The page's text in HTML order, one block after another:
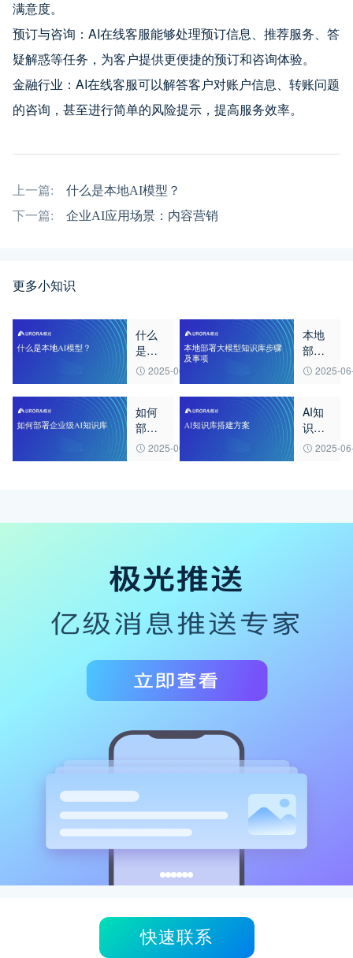
满意度。
预订与咨询：AI在线客服能够处理预订信息、推荐服务、答
疑解惑等任务，为客户提供更便捷的预订和咨询体验。
金融行业：AI在线客服可以解答客户对账户信息、转账问题
的咨询，甚至进行简单的风险提示，提高服务效率。
上一篇:
什么是本地AI模型？
下一篇:
企业AI应用场景：内容营销
更多小知识
什么
是本
地AI2025-06-25
本地
部署
大模
步骤
及事
项
2025-
如何
部署
企业2025-06-26
AI知
识库
搭建2025-
快速联系